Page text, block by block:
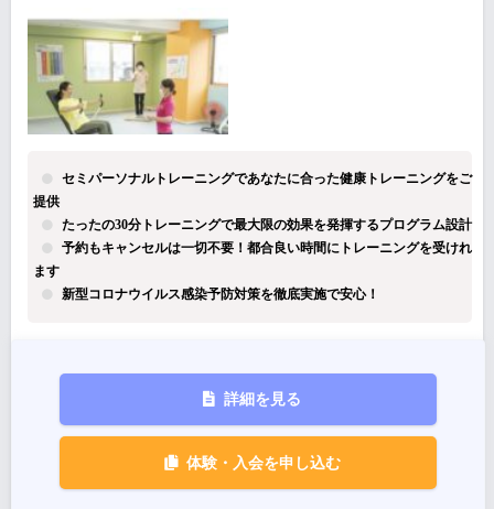
セミパーソナルトレーニングであなたに合った健康トレーニングをご
提供
たったの30分トレーニングで最大限の効果を発揮するプログラム設計
予約もキャンセルは一切不要！都合良い時間にトレーニングを受けれ
ます
新型コロナウイルス感染予防対策を徹底実施で安心！
詳細を見る
体験・入会を申し込む